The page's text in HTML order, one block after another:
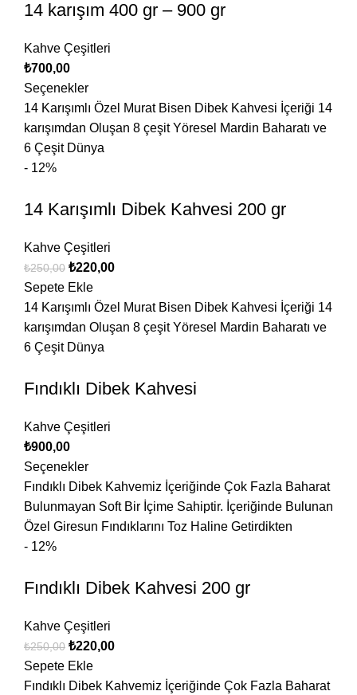
14 karışım 400 gr – 900 gr
Kahve Çeşitleri
₺700,00
Seçenekler
14 Karışımlı Özel Murat Bisen Dibek Kahvesi İçeriği 14
karışımdan Oluşan 8 çeşit Yöresel Mardin Baharatı ve
6 Çeşit Dünya
- 12%
14 Karışımlı Dibek Kahvesi 200 gr
Kahve Çeşitleri
₺250,00 ₺220,00
Sepete Ekle
14 Karışımlı Özel Murat Bisen Dibek Kahvesi İçeriği 14
karışımdan Oluşan 8 çeşit Yöresel Mardin Baharatı ve
6 Çeşit Dünya
Fındıklı Dibek Kahvesi
Kahve Çeşitleri
₺900,00
Seçenekler
Fındıklı Dibek Kahvemiz İçeriğinde Çok Fazla Baharat
Bulunmayan Soft Bir İçime Sahiptir. İçeriğinde Bulunan
Özel Giresun Fındıklarını Toz Haline Getirdikten
- 12%
Fındıklı Dibek Kahvesi 200 gr
Kahve Çeşitleri
₺250,00 ₺220,00
Sepete Ekle
Fındıklı Dibek Kahvemiz İçeriğinde Çok Fazla Baharat